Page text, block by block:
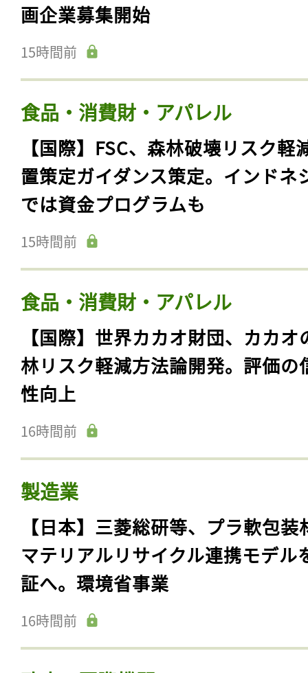
画企業募集開始
15時間前
食品・消費財・アパレル
【国際】FSC、森林破壊リスク軽
置策定ガイダンス策定。インドネ
では資金プログラムも
15時間前
食品・消費財・アパレル
【国際】世界カカオ財団、カカオ
林リスク軽減方法論開発。評価の
性向上
16時間前
製造業
【日本】三菱総研等、プラ軟包装
マテリアルリサイクル連携モデル
証へ。環境省事業
16時間前